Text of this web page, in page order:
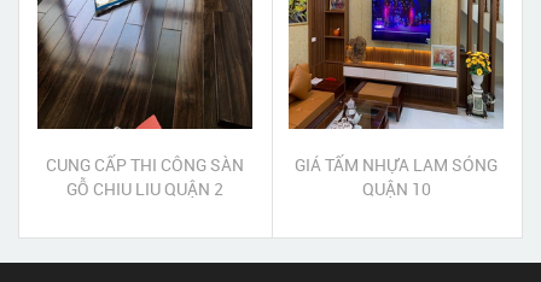
CUNG CẤP THI CÔNG SÀN
GỖ CHIU LIU QUẬN 2
GIÁ TẤM NHỰA LAM SÓNG
QUẬN 10